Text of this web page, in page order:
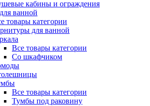
кабины и ограждения
ванной
товары категории
для ванной
Все товары категории
Со шкафчиком
Все товары категории
Тумбы под раковину